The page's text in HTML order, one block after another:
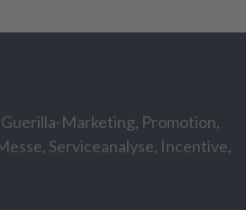
Marketing, Promotion,
Serviceanalyse, Incentive,